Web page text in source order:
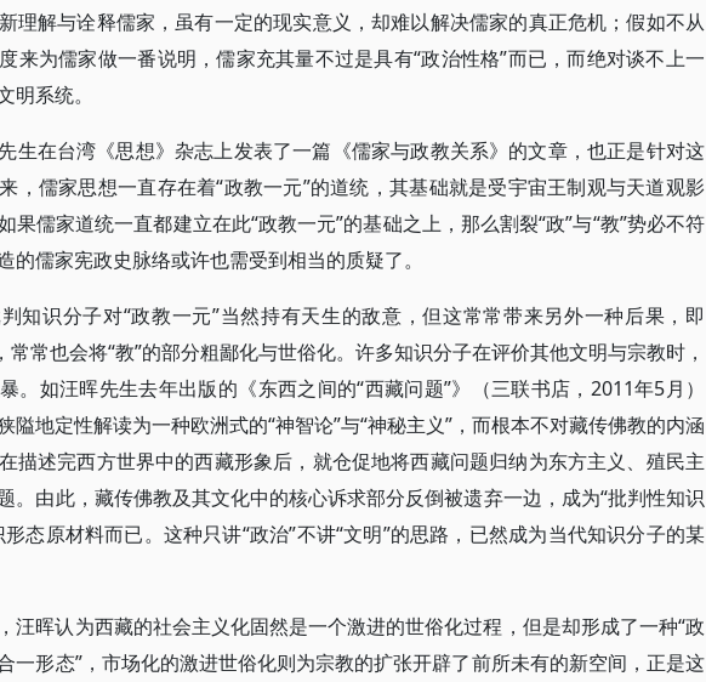
理解与诠释儒家，虽有一定的现实意义，却难以解决儒家的真正危机；假如不从
来为儒家做一番说明，儒家充其量不过是具有“政治性格”而已，而绝对谈不上一
明系统。
生在台湾《思想》杂志上发表了一篇《儒家与政教关系》的文章，也正是针对这
，儒家思想一直存在着“政教一元”的道统，其基础就是受宇宙王制观与天道观影
果儒家道统一直都建立在此“政教一元”的基础之上，那么割裂“政”与“教”势必不符
的儒家宪政史脉络或许也需受到相当的质疑了。
知识分子对“政教一元”当然持有天生的敌意，但这常常带来另外一种后果，即
常常也会将“教”的部分粗鄙化与世俗化。许多知识分子在评价其他文明与宗教时，
。如汪晖先生去年出版的《东西之间的“西藏问题”》（三联书店，2011年5月）
隘地定性解读为一种欧洲式的“神智论”与“神秘主义”，而根本不对藏传佛教的内涵
描述完西方世界中的西藏形象后，就仓促地将西藏问题归纳为东方主义、殖民主
。由此，藏传佛教及其文化中的核心诉求部分反倒被遗弃一边，成为“批判性知识
态原材料而已。这种只讲“政治”不讲“文明”的思路，已然成为当代知识分子的某
汪晖认为西藏的社会主义化固然是一个激进的世俗化过程，但是却形成了一种“政
一形态”，市场化的激进世俗化则为宗教的扩张开辟了前所未有的新空间，正是这